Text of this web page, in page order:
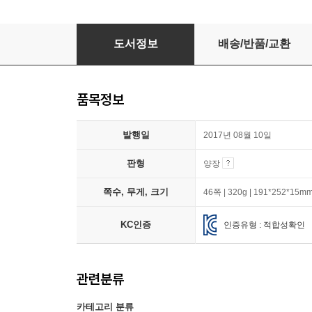
누구나 미술관에 놀러 오세요!
도서정보 배송/반품/교환
품목정보
발행일 2017년 08월 10일
판형 양장
쪽수, 무게, 크기 46쪽 | 320g |
KC인증 인증유형 : 적합성확인
관련분류
카테고리 분류